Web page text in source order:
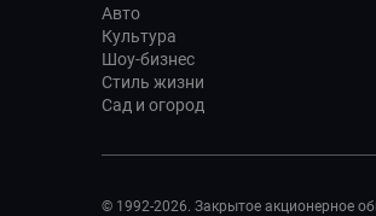
Авто
Культура
Шоу-бизнес
Стиль жизни
Сад и огород
© 1992-2026. Закрытое акционерное